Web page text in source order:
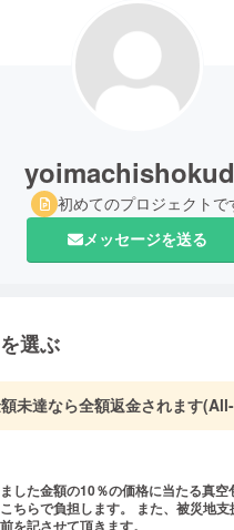
初めてのプロジェクトで
メッセージを送る
選ぶ
未達なら全額返金されます
した金額の10％の価格に当たる真空
ちらで負担します。 また、被災地
を記させて頂きます。